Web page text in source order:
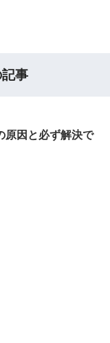
事
原因と必ず解決で